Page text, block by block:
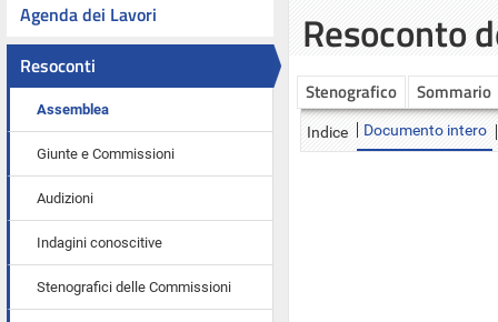
Agenda dei Lavori
Resoconti
Assemblea
Giunte e Commissioni
Audizioni
Indagini conoscitive
Stenografici delle Commissioni
Resoconto
Stenografico Sommario
Indice Documento intero